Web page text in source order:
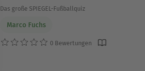
Das große SPIEGEL-Fußballquiz
Marco Fuchs
0 Bewertungen